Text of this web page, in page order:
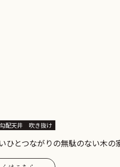
勾配天井 吹き抜け
ひとつながりの無駄のない木の